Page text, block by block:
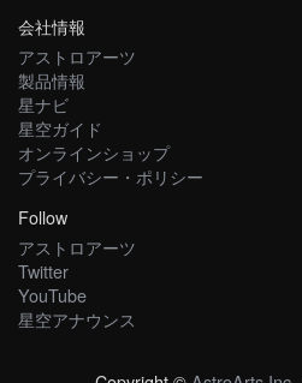
会社情報
アストロアーツ
製品情報
星ナビ
星空ガイド
オンラインショップ
プライバシー・ポリシー
Follow
アストロアーツ
Twitter
YouTube
星空アナウンス